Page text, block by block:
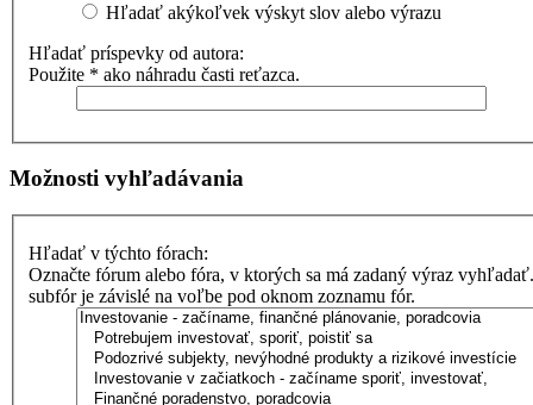
Hľadať akýkoľvek výskyt slov alebo výrazu
Hľadať príspevky od autora:
Použite * ako náhradu časti reťazca.
Možnosti vyhľadávania
Hľadať v týchto fórach:
Označte fórum alebo fóra, v ktorých sa má zadaný výraz
subfór je závislé na voľbe pod oknom zoznamu fór.